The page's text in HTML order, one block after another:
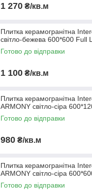
1 270 ₴/кв.м
Плитка керамогранітна
світло-бежева 600*600 Full
Готово до відправки
1 100 ₴/кв.м
Плитка керамогранітна
ARMONY світло-сіра
Готово до відправки
980 ₴/кв.м
Плитка керамогранітна
ARMONY світло-сіра
Готово до відправки